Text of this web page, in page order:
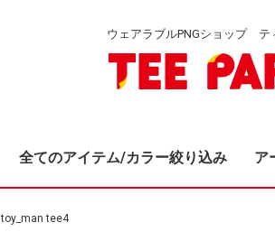
ウェアラブルPNGショップ テ
全てのアイテム/カラー絞り込み ア
toy_man tee4